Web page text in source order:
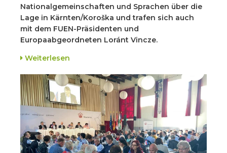
Nationalgemeinschaften und Sprachen über die
Lage in Kärnten/Koroška und trafen sich auch
mit dem FUEN-Präsidenten und
Europaabgeordneten Loránt Vincze.
Weiterlesen